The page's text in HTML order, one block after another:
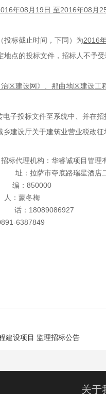
年08月19日 至2016年08月
投标截止时间，下同）为2016
地点的投标文件，招标人不予
治区建设网》、那曲地区建设工
子投标文件至系统中、并在
建设厅关于建筑业营业税改
标代理机构：华睿诚项目管理
拉萨市夺底路瑞星酒店
：850000
蒙冬梅
：18089086927
建设项目 监理招标公告
关于